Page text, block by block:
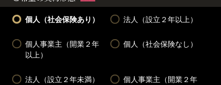
個人（社会保険あり） 法人（設立２年以上）
個人事業主（開業２年
以上）
個人（社会保険なし）
法人（設立２年未満）
個人事業主（開業２年